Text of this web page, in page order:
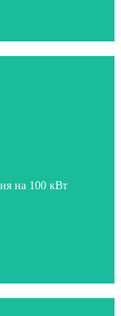
на 100 кВт
на 100 кВТ